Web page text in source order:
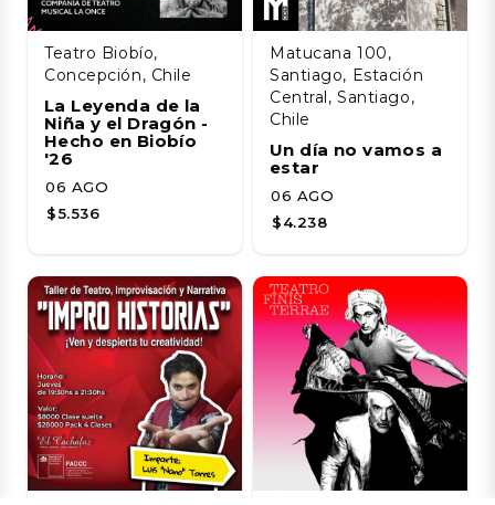
Teatro Biobío,
Concepción, Chile
La Leyenda de la
Niña y el Dragón -
Hecho en Biobío
'26
06 AGO
$5.536
Matucana 100,
Santiago, Estación
Central, Santiago,
Chile
Un día no vamos a
estar
06 AGO
$4.238